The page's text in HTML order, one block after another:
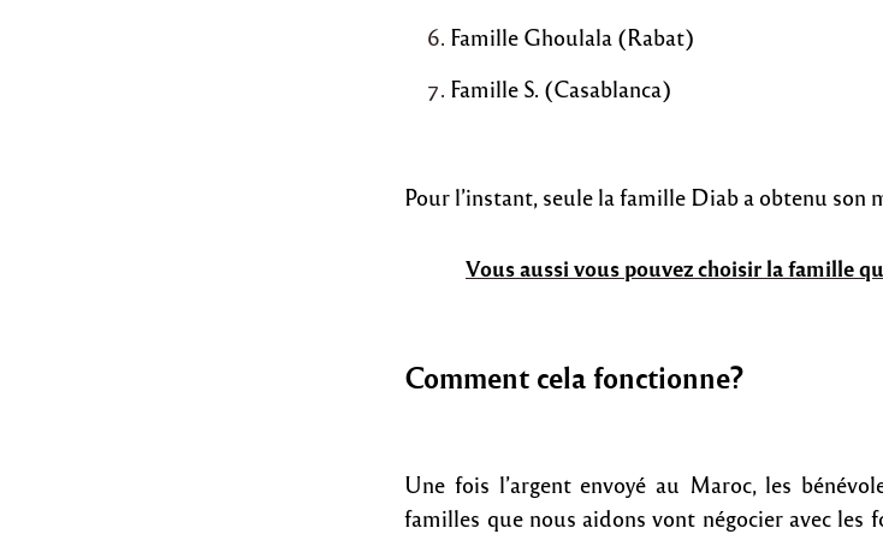
Famille Ghoulala (Rabat)
Famille S. (Casablanca)
Pour l’instant, seule la famille Diab a obtenu son
Vous aussi vous pouvez choisir la famille
Comment cela fonctionne?
Une fois l’argent envoyé au Maroc, les
familles que nous aidons vont négocier avec les